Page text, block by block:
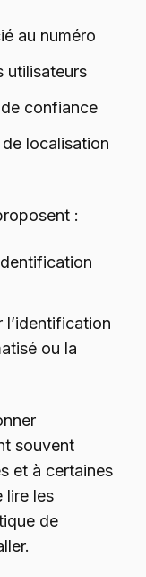
au numéro
utilisateurs
confiance
localisation
:
ou la
souvent
et à certaines
lire les
de